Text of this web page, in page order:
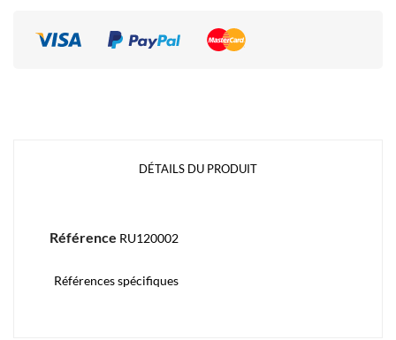
DÉTAILS DU PRODUIT
Référence RU120002
Références spécifiques